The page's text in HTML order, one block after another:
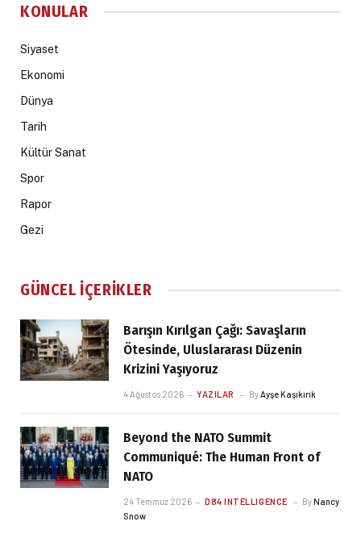
KONULAR
Siyaset
Ekonomi
Dünya
Tarih
Kültür Sanat
Spor
Rapor
Gezi
GÜNCEL İÇERIKLER
Barışın Kırılgan Çağı: Savaşların
Ötesinde, Uluslararası Düzenin
Krizini Yaşıyoruz
4 Ağustos 2026 YAZILAR ByAyşe Kaşıkırık
Beyond the NATO Summit
Communiqué: The Human Front of
NATO
24 Temmuz 2026 D84 INTELLIGENCE ByNancy
Snow